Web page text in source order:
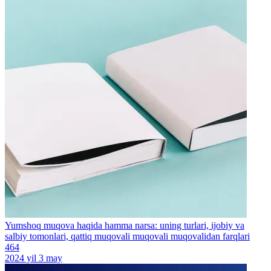
Yumshoq muqova haqida hamma narsa: uning turlari, ijobiy va
salbiy tomonlari, qattiq muqovali muqovali muqovalidan farqlari
464
2024 yil 3 may